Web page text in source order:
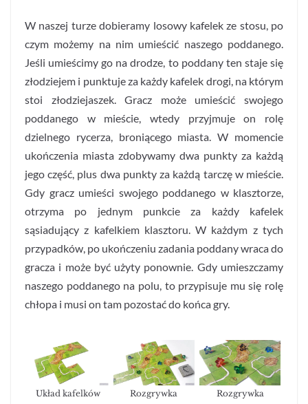
W naszej turze dobieramy losowy kafelek ze stosu, po
czym możemy na nim umieścić naszego poddanego.
Jeśli umieścimy go na drodze, to poddany ten staje się
złodziejem i punktuje za każdy kafelek drogi, na którym
stoi złodziejaszek. Gracz może umieścić swojego
poddanego w mieście, wtedy przyjmuje on rolę
dzielnego rycerza, broniącego miasta. W momencie
ukończenia miasta zdobywamy dwa punkty za każdą
jego część, plus dwa punkty za każdą tarczę w mieście.
Gdy gracz umieści swojego poddanego w klasztorze,
otrzyma po jednym punkcie za każdy kafelek
sąsiadujący z kafelkiem klasztoru. W każdym z tych
przypadków, po ukończeniu zadania poddany wraca do
gracza i może być użyty ponownie. Gdy umieszczamy
naszego poddanego na polu, to przypisuje mu się rolę
chłopa i musi on tam pozostać do końca gry.
Układ kafelków Rozgrywka Rozgrywka